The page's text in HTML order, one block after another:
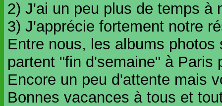
2) J'ai un peu plus de temps à
3) J'apprécie fortement notre
Entre nous, les albums
partent "fin d'semaine" à Paris
Encore un peu d'attente mais
Bonnes vacances à tous et